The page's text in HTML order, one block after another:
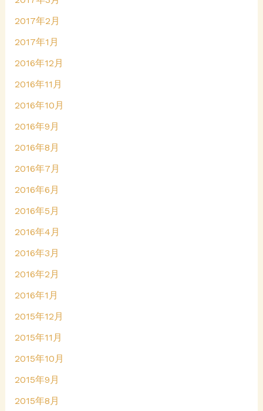
2017年2月
2017年1月
2016年12月
2016年11月
2016年10月
2016年9月
2016年8月
2016年7月
2016年6月
2016年5月
2016年4月
2016年3月
2016年2月
2016年1月
2015年12月
2015年11月
2015年10月
2015年9月
2015年8月